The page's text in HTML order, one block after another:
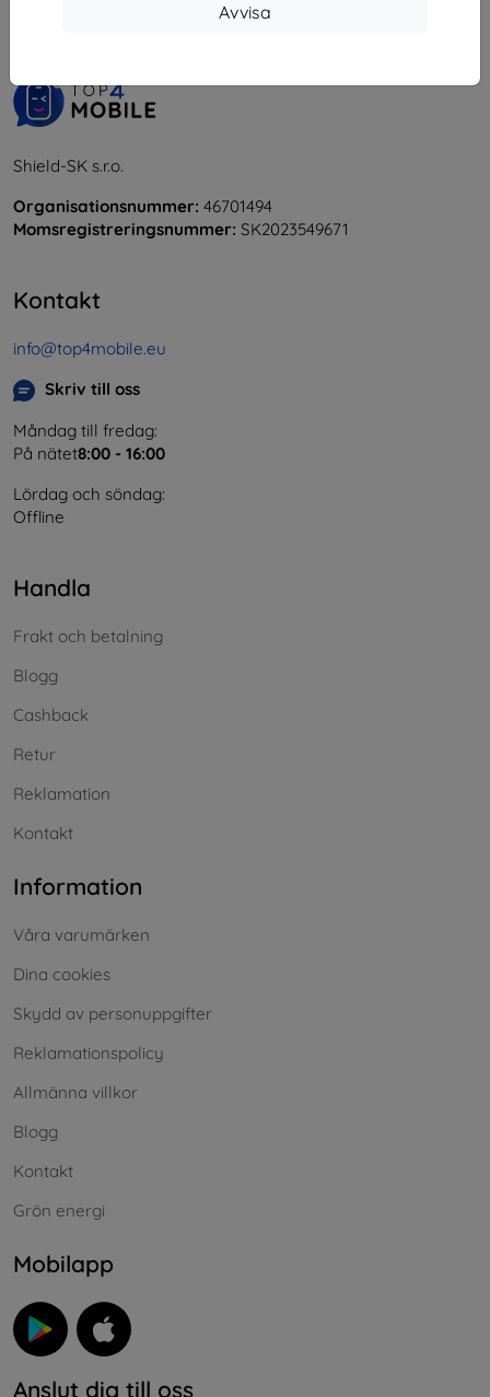
Avvisa
Shield-SK s.r.o.
Organisationsnummer: 46701494
Momsregistreringsnummer: SK2023549671
Kontakt
info@top4mobile.eu
Skriv till oss
Måndag till fredag:
På nätet8:00 - 16:00
Lördag och söndag:
Offline
Handla
Frakt och betalning
Blogg
Cashback
Retur
Reklamation
Kontakt
Information
Våra varumärken
Dina cookies
Skydd av personuppgifter
Reklamationspolicy
Allmänna villkor
Blogg
Kontakt
Grön energi
Mobilapp
Anslut dig till oss